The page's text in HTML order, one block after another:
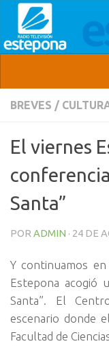
BREVES /
El viernes
Santa”
POR ADMIN · 24 DE
Y continuamos
Estepona acogió
Santa”. El
escenario donde
Facultad de